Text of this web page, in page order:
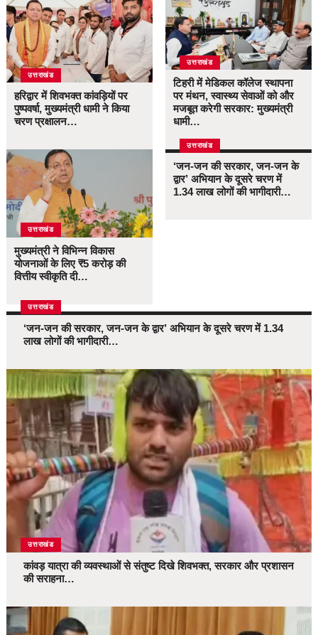
उत्तराखंड
हरिद्वार में शिवभक्त कांवड़ियों पर
पुष्पवर्षा, मुख्यमंत्री धामी ने किया
चरण प्रक्षालन…
उत्तराखंड
मुख्यमंत्री ने विभिन्न विकास
योजनाओं के लिए ₹5 करोड़ की
वित्तीय स्वीकृति दी…
उत्तराखंड
टिहरी में मेडिकल कॉलेज स्थापना
पर मंथन, स्वास्थ्य सेवाओं को और
मजबूत करेगी सरकार: मुख्यमंत्री
धामी…
उत्तराखंड
‘जन-जन की सरकार, जन-जन के
द्वार’ अभियान के दूसरे चरण में
1.34 लाख लोगों की भागीदारी…
उत्तराखंड
‘जन-जन की सरकार, जन-जन के द्वार’ अभियान के दूसरे चरण में 1.34
लाख लोगों की भागीदारी…
उत्तराखंड
कांवड़ यात्रा की व्यवस्थाओं से संतुष्ट दिखे शिवभक्त, सरकार और प्रशासन
की सराहना…